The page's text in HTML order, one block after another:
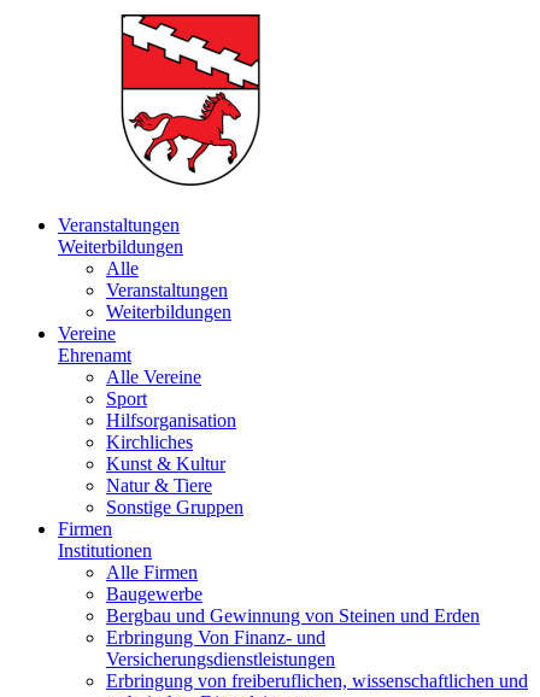
Veranstaltungen
Weiterbildungen
Alle
Veranstaltungen
Weiterbildungen
Vereine
Ehrenamt
Alle Vereine
Sport
Hilfsorganisation
Kirchliches
Kunst & Kultur
Natur & Tiere
Sonstige Gruppen
Firmen
Institutionen
Alle Firmen
Baugewerbe
Bergbau und Gewinnung von Steinen und Erden
Erbringung Von Finanz- und
Versicherungsdienstleistungen
Erbringung von freiberuflichen, wissenschaftlichen und